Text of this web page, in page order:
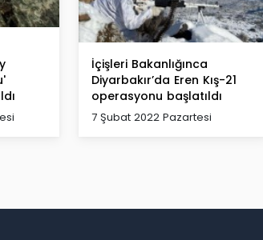
İçişleri Bakanlığınca
Diyarbakır’da Eren Kış-21
operasyonu başlatıldı
7 Şubat 2022 Pazartesi